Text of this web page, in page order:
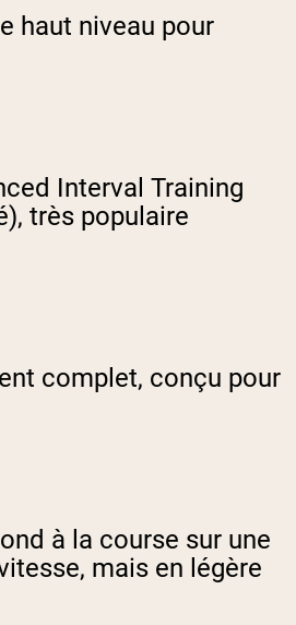
haut niveau pour
Interval Training
très populaire
complet, conçu pour
à la course sur une
mais en légère